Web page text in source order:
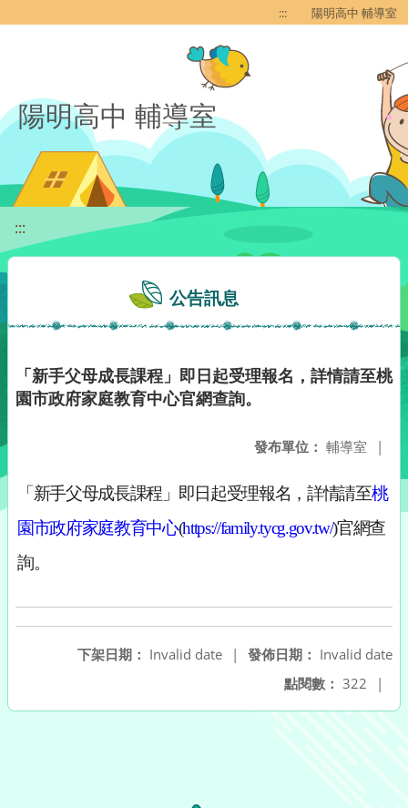
::: 陽明高中 輔導室
陽明高中 輔導室
:::
公告訊息
「新手父母成長課程」即日起受理報名，詳情請至桃
園市政府家庭教育中心官網查詢。
發布單位： 輔導室 |
「新手父母成長課程 」 即日起受理報名，詳情請至桃
園市政府家庭教育中心(https://family.tycg.gov.tw/)官網查
詢。
發佈日期： Invalid date
下架日期： Invalid date
|
點閱數： 322 |